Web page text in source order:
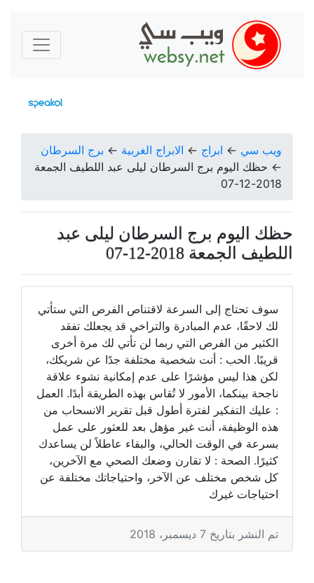
ويب سي ← ابراج ← الابراج الغربية ← برج السرطان
← حظك اليوم برج السرطان ليلى عبد اللطيف الجمعة
2018-12-07
حظك اليوم برج السرطان ليلى عبد
اللطيف الجمعة 2018-12-07
سوف تحتاج إلى السرعة لاقتناص الفرص التي ستأتي
لك لاحقًا، عدم المبادرة والتراخي قد يجعلك تفقد
الكثير من الفرص التي ربما لن تأتي لك مرة أخرى
قريبًا. الحب : أنت شخصية مختلفة جدًا عن شريكك،
لكن هذا ليس مؤشرًا على عدم إمكانية نشوء علاقة
ناجحة بينكما، الأمور لا تُقاس بهذه الطريقة أبدًا. العمل
: عليك التفكير لفترة أطول قبل تقرير الانسحاب من
هذه الوظيفة، أنت غير مؤهل بعد للعثور على عمل
بسرعة في الوقت الحالي، والبقاء عاطلاً لن يساعدك
كثيرًا. الصحة : لا تقارن وضعك الصحي مع الآخرين،
كل شخص مختلف عن الآخر، واحتياجاتك مختلفة عن
احتياجات غيرك
تم النشر بتاريخ 7 ديسمبر، 2018